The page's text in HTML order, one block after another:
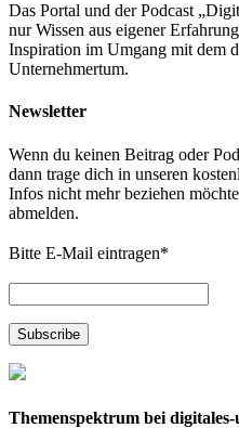
Das Portal und der Podcast
nur Wissen aus eigener
Inspiration im Umgang mit dem
Unternehmertum.
Newsletter
Wenn du keinen Beitrag oder
dann trage dich in unseren
Infos nicht mehr beziehen
abmelden.
Bitte E-Mail eintragen*
Themenspektrum bei